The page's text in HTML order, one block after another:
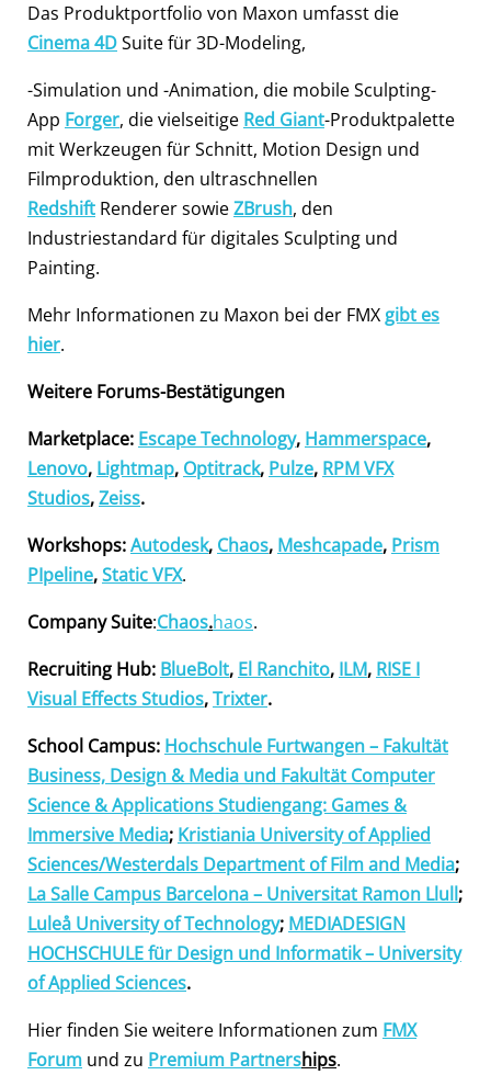
Das Produktportfolio von Maxon umfasst die
Cinema 4DSuite für 3D-Modeling,
-Simulation und -Animation, die mobile Sculpting-
App Forger, die vielseitige Red Giant-Produktpalette
mit Werkzeugen für Schnitt, Motion Design und
Filmproduktion, den ultraschnellen
Redshift Renderer sowieZBrush, den
Industriestandard für digitales Sculpting und
Painting.
Mehr Informationen zu Maxon bei der FMX gibt es
hier.
Weitere Forums-Bestätigungen
Marketplace: Escape Technology, Hammerspace,
Lenovo, Lightmap, Optitrack, Pulze, RPM VFX
Studios,Zeiss.
Workshops:Autodesk, Chaos, Meshcapade, Prism
PIpeline,Static VFX.
Company Suite:Chaos.haos.
Recruiting Hub: BlueBolt, El Ranchito, ILM, RISE I
Visual Effects Studios,Trixter.
School Campus: Hochschule Furtwangen – Fakultät
Business, Design & Media und Fakultät Computer
Science & Applications Studiengang: Games &
Immersive Media; Kristiania University of Applied
Sciences/Westerdals Department of Film and Media;
La Salle Campus Barcelona – Universitat Ramon Llull;
Luleå University of Technology; MEDIADESIGN
HOCHSCHULE für Design und Informatik – University
of Applied Sciences.
Hier finden Sie weitere Informationen zum FMX
Forum und zu Premium Partnerships.